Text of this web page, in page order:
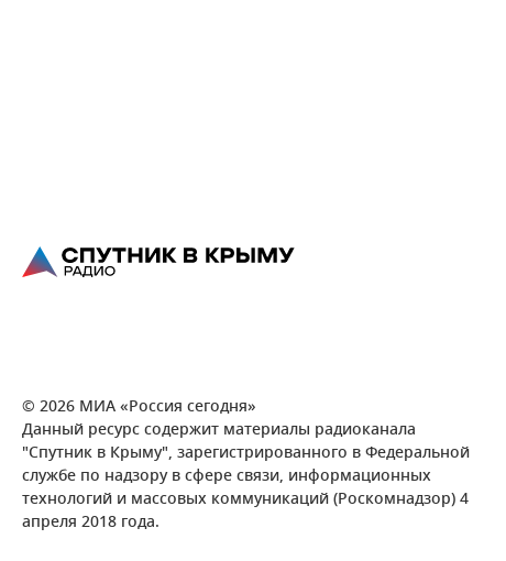
© 2026 МИА «Россия сегодня»
Данный ресурс содержит материалы радиоканала
"Спутник в Крыму", зарегистрированного в Федеральной
службе по надзору в сфере связи, информационных
технологий и массовых коммуникаций (Роскомнадзор) 4
апреля 2018 года.